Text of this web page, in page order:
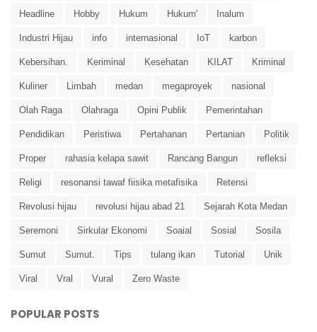
Headline Hobby Hukum Hukum' Inalum
Industri Hijau info internasional IoT karbon
Kebersihan. Keriminal Kesehatan KILAT Kriminal
Kuliner Limbah medan megaproyek nasional
Olah Raga Olahraga Opini Publik Pemerintahan
Pendidikan Peristiwa Pertahanan Pertanian Politik
Proper rahasia kelapa sawit Rancang Bangun refleksi
Religi resonansi tawaf fiisika metafisika Retensi
Revolusi hijau revolusi hijau abad 21 Sejarah Kota Medan
Seremoni Sirkular Ekonomi Soaial Sosial Sosila
Sumut Sumut. Tips tulang ikan Tutorial Unik
Viral Vral Vural Zero Waste
POPULAR POSTS